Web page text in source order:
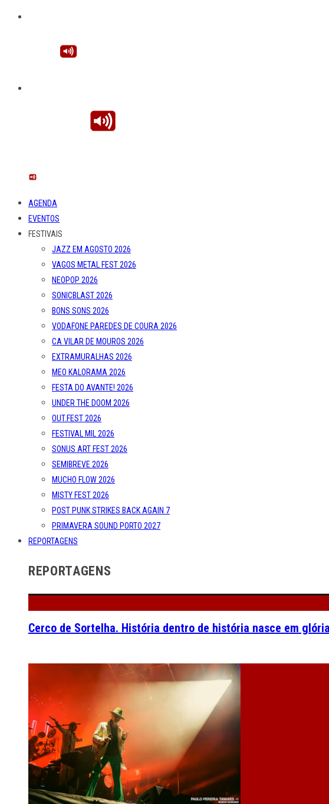
AGENDA
EVENTOS
FESTIVAIS
JAZZ EM AGOSTO 2026
VAGOS METAL FEST 2026
NEOPOP 2026
SONICBLAST 2026
BONS SONS 2026
VODAFONE PAREDES DE COURA 2026
CA VILAR DE MOUROS 2026
EXTRAMURALHAS 2026
MEO KALORAMA 2026
FESTA DO AVANTE! 2026
UNDER THE DOOM 2026
OUT.FEST 2026
FESTIVAL MIL 2026
SONUS ART FEST 2026
SEMIBREVE 2026
MUCHO FLOW 2026
MISTY FEST 2026
POST PUNK STRIKES BACK AGAIN 7
PRIMAVERA SOUND PORTO 2027
REPORTAGENS
REPORTAGENS
Cerco de Sortelha. História dentro de história nasce em glória